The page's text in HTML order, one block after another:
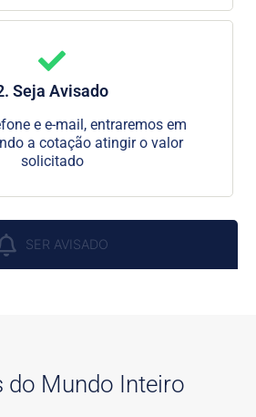
Seja Avisado
e e-mail, entraremos em
a cotação atingir o valor
solicitado
SER AVISADO
do Mundo Inteiro